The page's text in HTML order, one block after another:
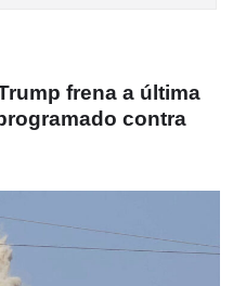
frena a última
contra